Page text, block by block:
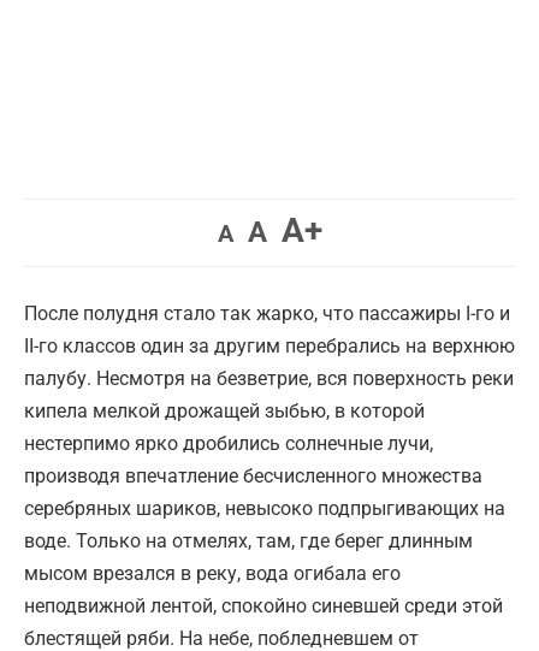
AУменьшить
AВернуть
A+Увеличить
После полудня стало так жарко, что пассажиры I-го и
II-го классов один за другим перебрались на верхнюю
палубу. Несмотря на безветрие, вся поверхность реки
кипела мелкой дрожащей зыбью, в которой
нестерпимо ярко дробились солнечные лучи,
производя впечатление бесчисленного множества
серебряных шариков, невысоко подпрыгивающих на
воде. Только на отмелях, там, где берег длинным
мысом врезался в реку, вода огибала его
неподвижной лентой, спокойно синевшей среди этой
блестящей ряби. На небе, побледневшем от